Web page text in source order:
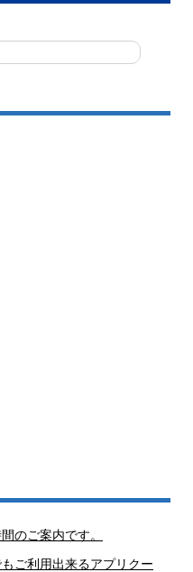
のご案内です。
ご利用出来るアプリクー